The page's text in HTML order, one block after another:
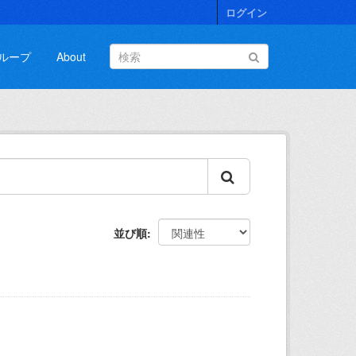
ログイン
ープ About
並び順